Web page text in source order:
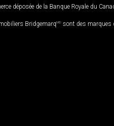
déposée de la Banque Royale du
BridgemarqMD sont des marques